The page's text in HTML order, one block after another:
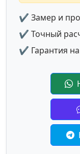
✔ Замер и
✔ Точный
✔ Гарантия